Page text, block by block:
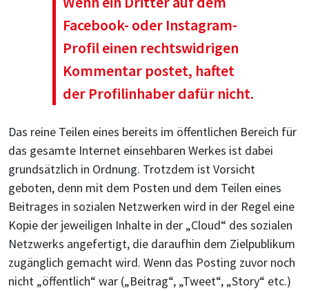
Facebook- oder Instagram-
Profil einen rechtswidrigen
Kommentar postet, haftet
der Profilinhaber dafür nicht.
Das reine Teilen eines bereits im öffentlichen Bereich für
das gesamte Internet einsehbaren Werkes ist dabei
grundsätzlich in Ordnung. Trotzdem ist Vorsicht
geboten, denn mit dem Posten und dem Teilen eines
Beitrages in sozialen Netzwerken wird in der Regel eine
Kopie der jeweiligen Inhalte in der „Cloud“ des sozialen
Netzwerks angefertigt, die daraufhin dem Zielpublikum
zugänglich gemacht wird. Wenn das Posting zuvor noch
nicht „öffentlich“ war („Beitrag“, „Tweet“, „Story“ etc.)